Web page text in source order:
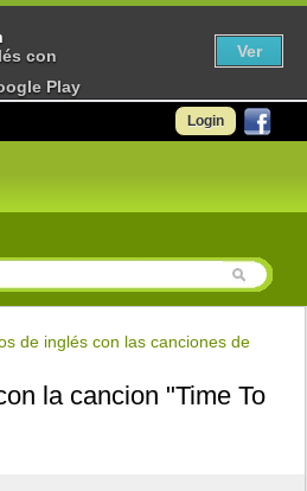
Login
de inglés con las canciones de
la cancion "Time To
con
Play
Ver